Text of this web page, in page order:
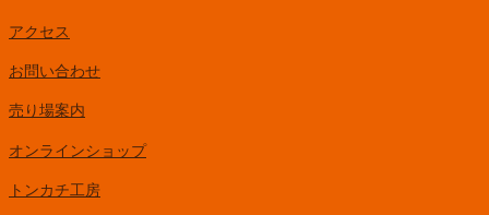
アクセス
お問い合わせ
売り場案内
オンラインショップ
トンカチ工房